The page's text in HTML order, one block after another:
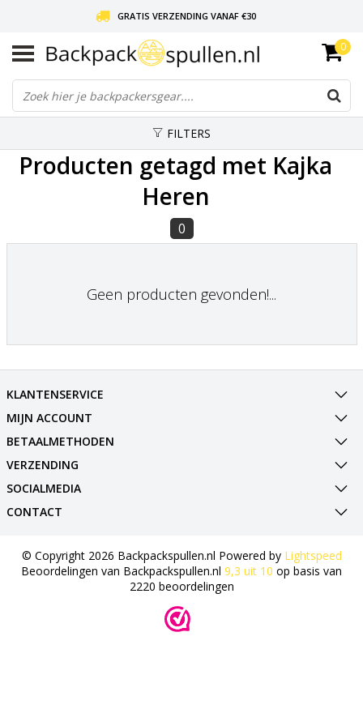
GRATIS VERZENDING VANAF €30
LIEFDE VOOR BACKPACKEN!
30 DAGEN GRATIS RETOUR
0
FILTERS
Producten getagd met Kajka
Heren
0
Geen producten gevonden!...
KLANTENSERVICE
MIJN ACCOUNT
BETAALMETHODEN
VERZENDING
SOCIALMEDIA
CONTACT
© Copyright 2026 Backpackspullen.nl Powered by Lightspeed
Beoordelingen van Backpackspullen.nl 9,3 uit 10 op basis van
2220 beoordelingen